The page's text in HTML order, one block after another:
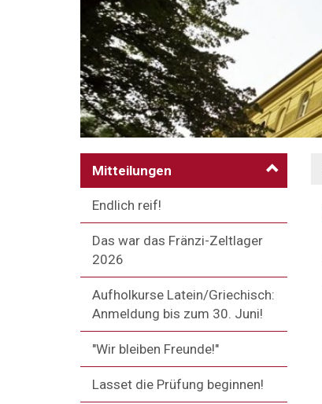
Mitteilungen
Endlich reif!
Das war das Fränzi-Zeltlager
2026
Aufholkurse Latein/Griechisch:
Anmeldung bis zum 30. Juni!
"Wir bleiben Freunde!"
Lasset die Prüfung beginnen!